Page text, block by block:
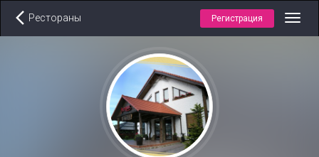
Рестораны Регистрация